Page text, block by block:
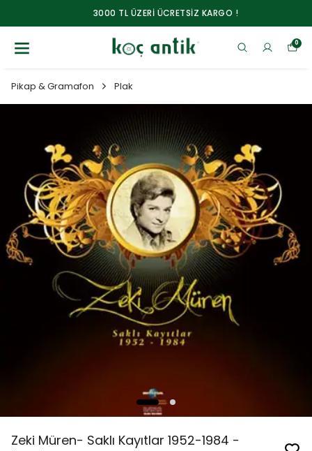
3000 TL ÜZERİ ÜCRETSİZ KARGO !
0
Pikap & Gramafon Plak
Zeki Müren- Saklı Kayıtlar 1952-1984 -